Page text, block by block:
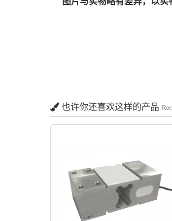
也许你还喜欢这样的产品